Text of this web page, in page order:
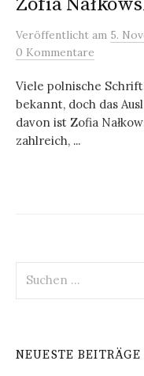
Veröffentlicht am 5.
0 Kommentare
Viele polnische
bekannt, doch das
davon ist Zofia
zahlreich, ...
nach:
NEUESTE BEITRÄGE